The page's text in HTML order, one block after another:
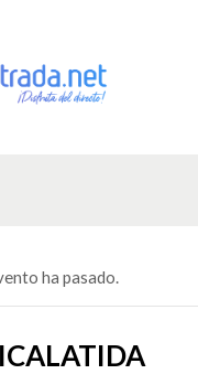
ha pasado.